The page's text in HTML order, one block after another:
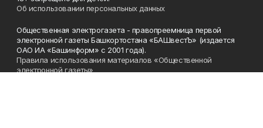
Об использовании персональных данных
Общественная электрогазета - правопреемница первой
электронной газеты Башкортостана «БАШвестЪ» (издается
ОАО ИА «Башинформ» с 2001 года).
Правила использования материалов «Общественной
электронной газеты»